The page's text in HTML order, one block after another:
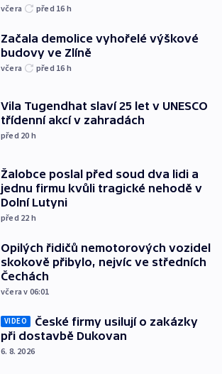
včera před 16 h
Začala demolice vyhořelé výškové
budovy ve Zlíně
včera před 16 h
Vila Tugendhat slaví 25 let v UNESCO
třídenní akcí v zahradách
před 20 h
Žalobce poslal před soud dva lidi a
jednu firmu kvůli tragické nehodě v
Dolní Lutyni
před 22 h
Opilých řidičů nemotorových vozidel
skokově přibylo, nejvíc ve středních
Čechách
včera v 06:01
VIDEO
České firmy usilují o zakázky
při dostavbě Dukovan
6. 8. 2026